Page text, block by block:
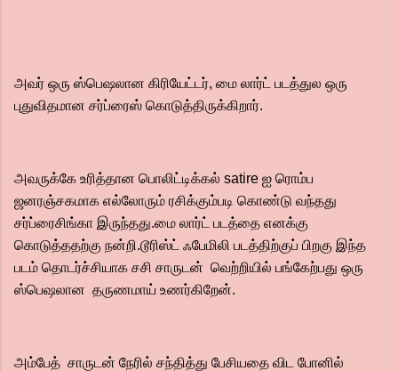
அவர் ஒரு ஸ்பெஷலான கிரியேட்டர், மை லார்ட் படத்துல ஒரு
புதுவிதமான சர்ப்ரைஸ் கொடுத்திருக்கிறார்.
அவருக்கே உரித்தான பொலிட்டிக்கல் satire ஐ ரொம்ப
ஜனரஞ்சகமாக எல்லோரும் ரசிக்கும்படி கொண்டு வந்தது
சர்ப்ரைசிங்கா இருந்தது.மை லார்ட் படத்தை எனக்கு
கொடுத்ததற்கு நன்றி.டூரிஸ்ட் ஃபேமிலி படத்திற்குப் பிறகு இந்த
படம் தொடர்ச்சியாக சசி சாருடன் வெற்றியில் பங்கேற்பது ஒரு
ஸ்பெஷலான தருணமாய் உணர்கிறேன்.
அம்பேத் சாருடன் நேரில் சந்தித்து பேசியதை விட போனில்